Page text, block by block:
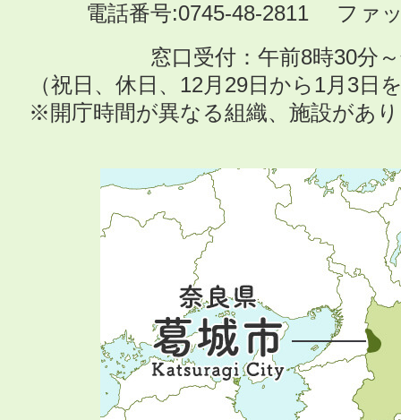
電話番号:0745-48-2811 ファ
窓口受付：午前8時30分
（祝日、休日、12月29日から1月3日
※開庁時間が異なる組織、施設があ